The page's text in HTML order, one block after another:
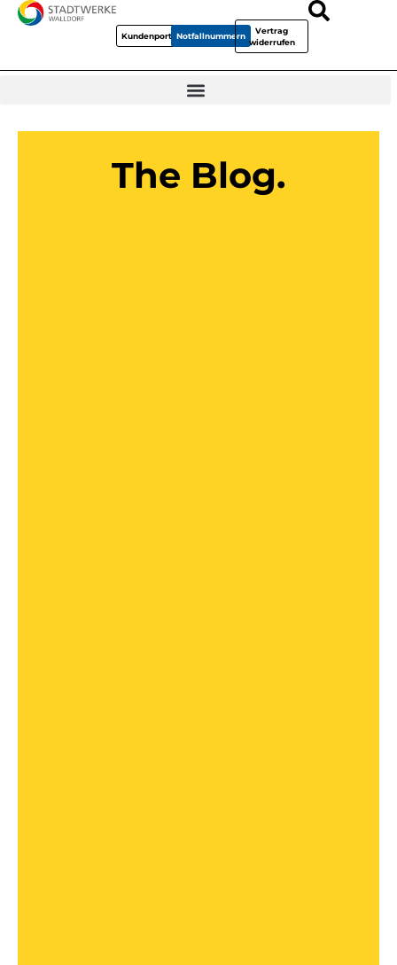
KundenportalNotfallnummern
Vertrag
widerrufen
The Blog.